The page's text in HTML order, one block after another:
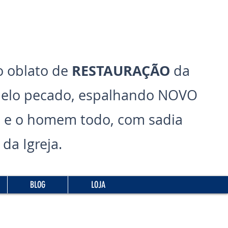
oblato de RESTAURAÇÃO da
pecado, espalhando NOVO
o homem todo, com sadia
Igreja.
BLOG LOJA